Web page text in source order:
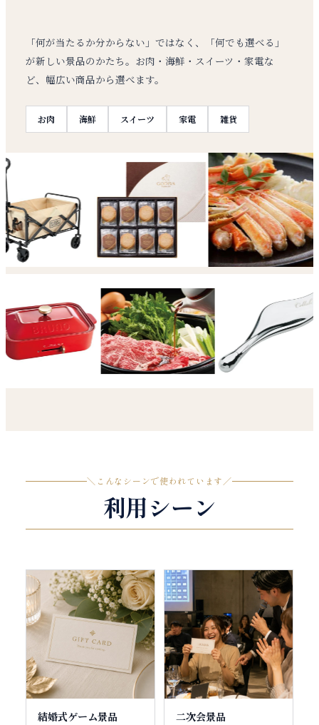
「何が当たるか分からない」ではなく、「何でも選べる」
が新しい景品のかたち。お肉・海鮮・スイーツ・家電な
ど、幅広い商品から選べます。
お肉 海鮮 スイーツ 家電 雑貨
＼ こんなシーンで使われています／
利用シーン
結婚式ゲーム景品 二次会景品